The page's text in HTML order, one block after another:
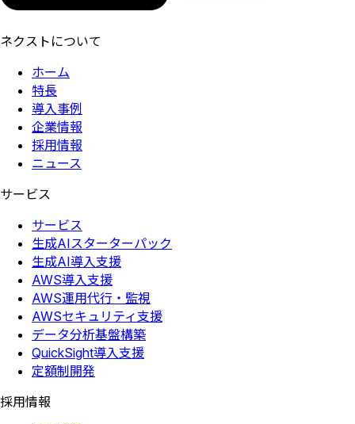
ネクストについて
ホーム
特長
導入事例
企業情報
採用情報
ニュース
サービス
サービス
生成AIスターターパック
生成AI導入支援
AWS導入支援
AWS運用代行・監視
AWSセキュリティ支援
データ分析基盤構築
QuickSight導入支援
定額制開発
採用情報